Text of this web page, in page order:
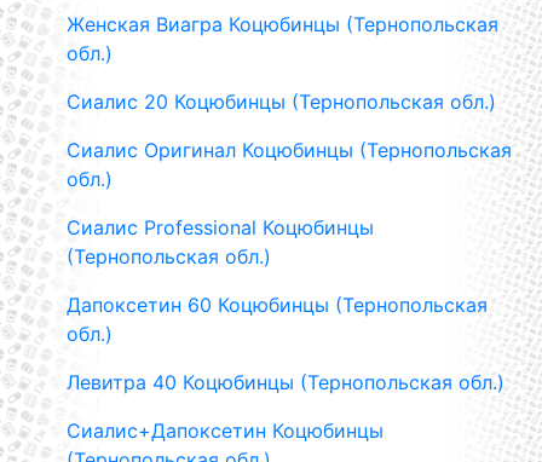
Женская Виагра Коцюбинцы (Тернопольская
обл.)
Сиалис 20 Коцюбинцы (Тернопольская обл.)
Сиалис Оригинал Коцюбинцы (Тернопольская
обл.)
Сиалис Professional Коцюбинцы
(Тернопольская обл.)
Дапоксетин 60 Коцюбинцы (Тернопольская
обл.)
Левитра 40 Коцюбинцы (Тернопольская обл.)
Сиалис+Дапоксетин Коцюбинцы